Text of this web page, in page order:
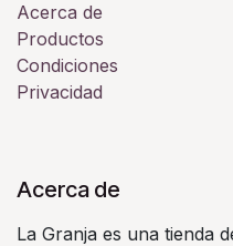
Acerca de
Productos
Condiciones
Privacidad
Acerca de
La Granja es una tienda